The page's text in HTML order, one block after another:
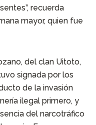
recuerda
mayor, quien fue
del clan Uitoto,
signada por los
de la invasión
ilegal primero, y
del narcotráfico